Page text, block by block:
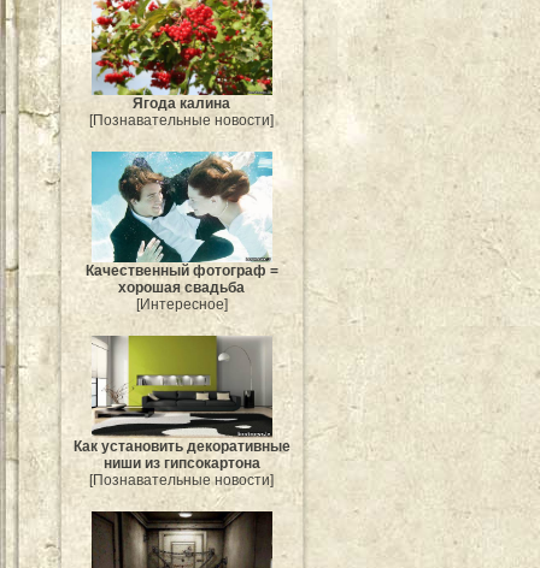
Ягода калина
[Познавательные новости]
Качественный фотограф =
хорошая свадьба
[Интересное]
Как установить декоративные
ниши из гипсокартона
[Познавательные новости]